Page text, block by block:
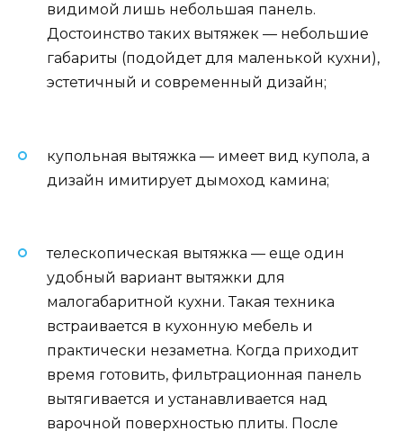
видимой лишь небольшая панель.
Достоинство таких вытяжек — небольшие
габариты (подойдет для маленькой кухни),
эстетичный и современный дизайн;
купольная вытяжка — имеет вид купола, а
дизайн имитирует дымоход камина;
телескопическая вытяжка — еще один
удобный вариант вытяжки для
малогабаритной кухни. Такая техника
встраивается в кухонную мебель и
практически незаметна. Когда приходит
время готовить, фильтрационная панель
вытягивается и устанавливается над
варочной поверхностью плиты. После